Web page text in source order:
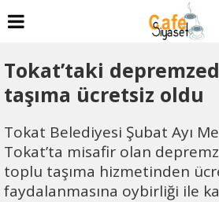
Tokat’taki
taşıma ücretsiz oldu
Tokat Belediyesi Şubat Ayı
Tokat’ta misafir olan
toplu taşıma hizmetinden
faydalanmasına oybirliği ile